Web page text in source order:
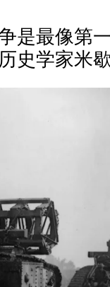
是最像第
史学家米